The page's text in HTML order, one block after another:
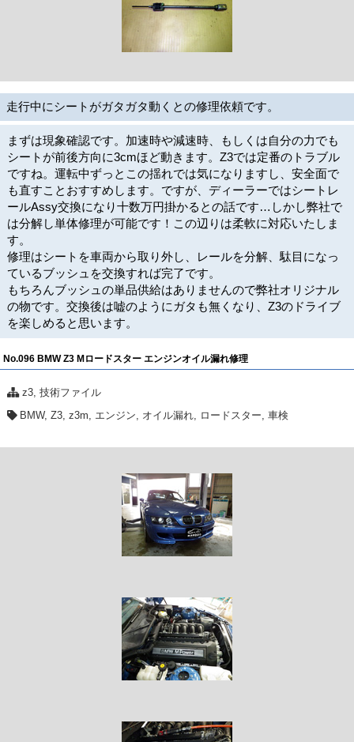
走行中にシートがガタガタ動くとの修理依頼です。
まずは現象確認です。加速時や減速時、もしくは自分の力でも
シートが前後方向に3cmほど動きます。Z3では定番のトラブル
ですね。運転中ずっとこの揺れでは気になりますし、安全面で
も直すことおすすめします。ですが、ディーラーではシートレ
ールAssy交換になり十数万円掛かるとの話です…しかし弊社で
は分解し単体修理が可能です！この辺りは柔軟に対応いたしま
す。
修理はシートを車両から取り外し、レールを分解、駄目になっ
ているブッシュを交換すれば完了です。
もちろんブッシュの単品供給はありませんので弊社オリジナル
の物です。交換後は嘘のようにガタも無くなり、Z3のドライブ
を楽しめると思います。
No.096 BMW Z3 Mロードスター エンジンオイル漏れ修理
z3 ,技術ファイル
BMW,Z3,z3m, エンジン, オイル漏れ, ロードスター,車検